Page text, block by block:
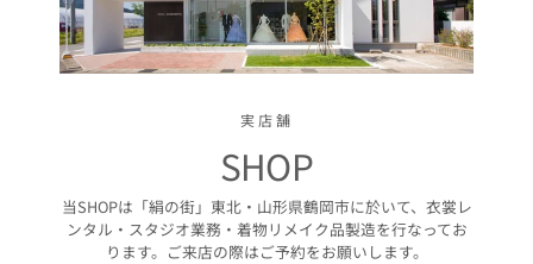
実店舗
SHOP
当SHOPは「絹の街」東北・山形県鶴岡市に於いて、衣裳レ
ンタル・スタジオ業務・着物リメイク品製造を行なってお
ります。ご来店の際はご予約をお願いします。